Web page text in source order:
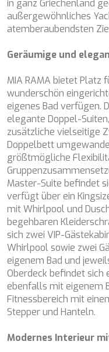
in ganz Griechenland
außergewöhnliches
atemberaubendsten
Geräumige und
MIA RAMA bietet Platz
wunderschön
eigenes Bad verfügen.
elegante Doppel-
zusätzliche vielseitige
Doppelbett
größtmögliche
Master-Suite befindet
verfügt über ein
mit Whirlpool und
begehbaren
sich zwei VIP-
Whirlpool sowie zwei
eigenem Bad und
Oberdeck befindet sich
ebenfalls mit eigenem
Fitnessbereich mit
Stepper und Hanteln.
Modernes Interieur
BEYOND
BLACK LION
BLACK PEARL
BLEU DE NIMES
BLUE TIME
CALA DI LUNA
CALADAN
CALMA
CALYPSO I
CANER IV
CAPRI I
CARMEN
CAROM
CARPE DIEM
CATCH ME
CHAKRA
CHAMPAGNE HIPPY
CHARADE
CHRISTINA O
CLASE AZUL
CLOUD ATLAS
CLOUD IX
CLOUDBREAK
CORE
Cookies
Technik und
Informationen zu
verbessern. Wenn Sie
Installation. Der
Browser zu
dass er auf seiner
bedenken muss, dass
Navigieren auf der
Analytik und
Sie ermöglichen die
Verhaltens der Nutzer
von Cookies
verwendet, um die
der Analyse der
Verbesserungen
die Qualität unserer
durch empfohlene
bieten.
Marketing und
die Präferenzen und